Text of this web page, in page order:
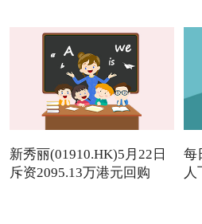
新秀丽(01910.HK)5月22日
斥资2095.13万港元回购
每
人